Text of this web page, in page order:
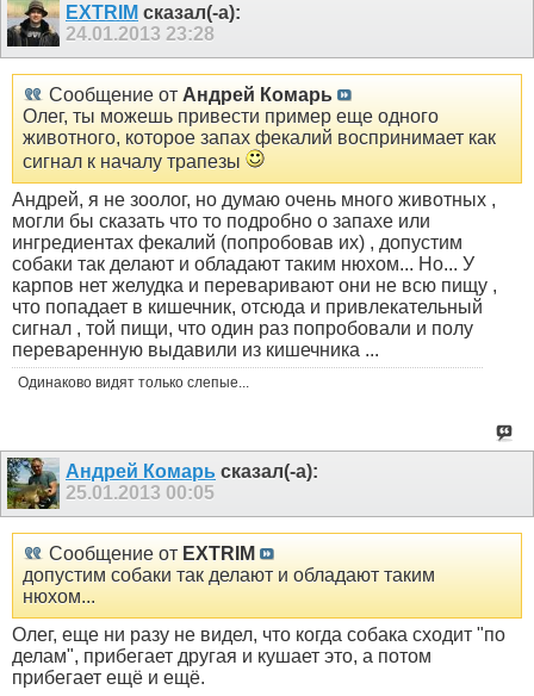
EXTRIM сказал(-а):
24.01.2013 23:28
Сообщение от Андрей Комарь
Олег, ты можешь привести пример еще одного
животного, которое запах фекалий воспринимает как
сигнал к началу трапезы
Андрей, я не зоолог, но думаю очень много животных ,
могли бы сказать что то подробно о запахе или
ингредиентах фекалий (попробовав их) , допустим
собаки так делают и обладают таким нюхом... Но... У
карпов нет желудка и переваривают они не всю пищу ,
что попадает в кишечник, отсюда и привлекательный
сигнал , той пищи, что один раз попробовали и полу
переваренную выдавили из кишечника ...
Одинаково видят только слепые...
Андрей Комарь сказал(-а):
25.01.2013 00:05
Сообщение от EXTRIM
допустим собаки так делают и обладают таким
нюхом...
Олег, еще ни разу не видел, что когда собака сходит "по
делам", прибегает другая и кушает это, а потом
прибегает ещё и ещё.